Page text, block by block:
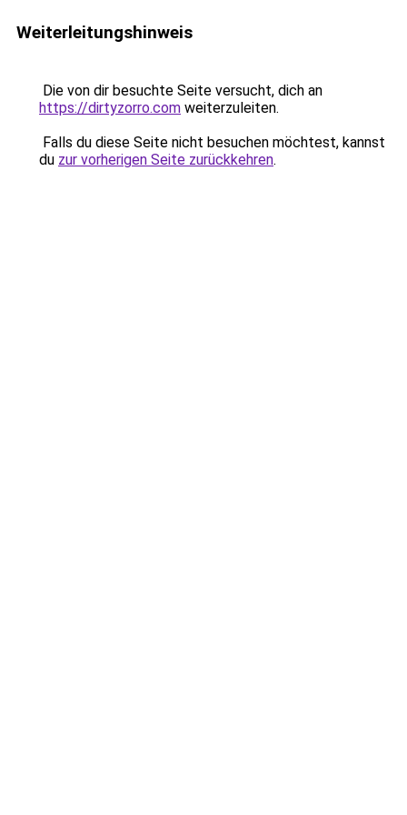
Weiterleitungshinweis
Die von dir besuchte Seite versucht, dich an
https://dirtyzorro.com weiterzuleiten.
Falls du diese Seite nicht besuchen möchtest, kannst
du zur vorherigen Seite zurückkehren.